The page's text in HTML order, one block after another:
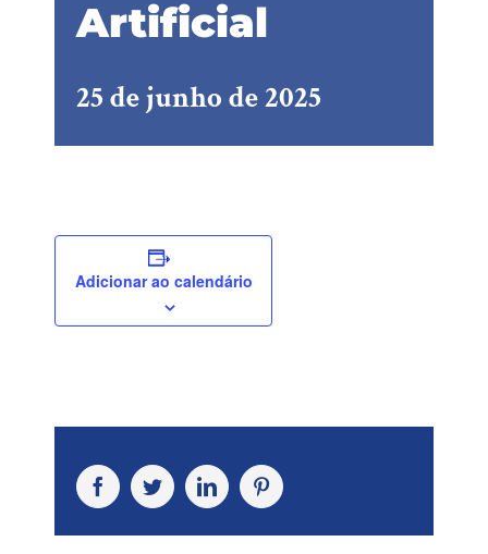
Artificial
25 de junho de 2025
Adicionar ao calendário
FacebookTwitterLinkedInPinterest